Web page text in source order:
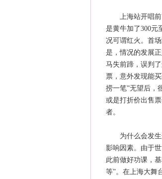
上海站开唱前
是黄牛加了300元
况可谓红火。首
是，情况的发展
马失前蹄，误判
票，意外发现能
捞一笔”无望后，
或是打折价出售
者。
为什么会发生这
影响因素。由于
此前做好功课，
等”。在上海大舞